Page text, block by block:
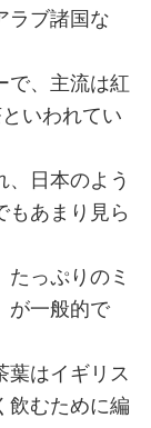
ラブ諸国な
で、主流は紅
いわれてい
日本のよう
もあまり見ら
っぷりのミ
が一般的で
葉はイギリス
飲むために編